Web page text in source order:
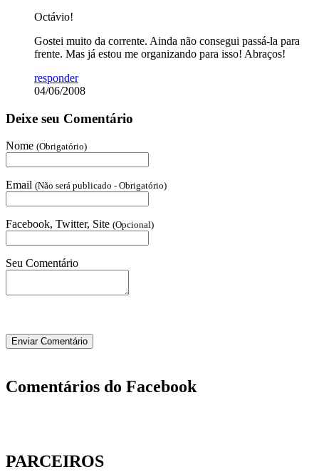
Octávio!
Gostei muito da corrente. Ainda não consegui passá-la para
frente. Mas já estou me organizando para isso! Abraços!
responder
04/06/2008
Deixe seu Comentário
Nome (Obrigatório)
Email (Não será publicado - Obrigatório)
Facebook, Twitter, Site (Opcional)
Seu Comentário
Comentários do Facebook
PARCEIROS